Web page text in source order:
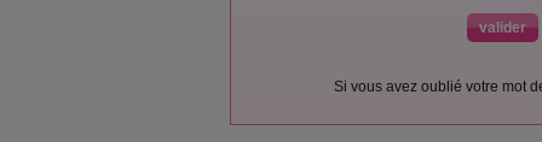
Si vous avez oublié votre mot